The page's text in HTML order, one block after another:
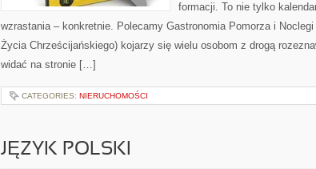
formacji. To nie tylko
wzrastania – konkretnie. Polecamy Gastronomia Pomorza i
Życia Chrześcijańskiego) kojarzy się wielu osobom z drogą
widać na stronie […]
CATEGORIES: NIERUCHOMOŚCI
JĘZYK POLSKI